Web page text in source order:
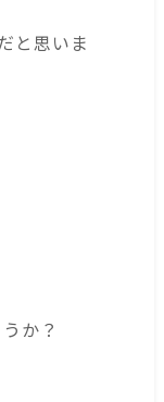
と思いま
か？